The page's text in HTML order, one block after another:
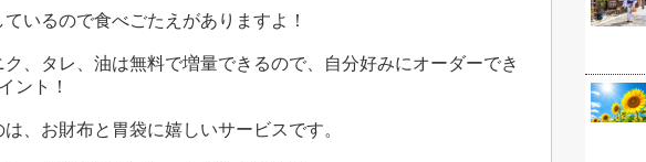
いるので食べごたえがありますよ！
、タレ、油は無料で増量できるので、自分好みにオーダーでき
ント！
、お財布と胃袋に嬉しいサービスです。